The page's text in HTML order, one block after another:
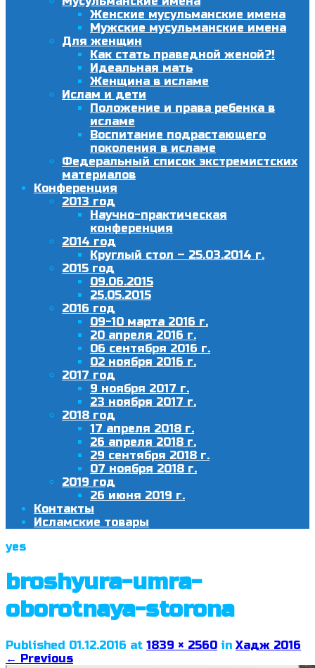
Женские мусульманские имена
Мужские мусульманские имена
Для женщин
Как стать праведной женой?!
Идеальная мать
Женщина в исламе
Ислам и дети
Положение и права ребенка в
исламе
Воспитание подрастающего
поколения в исламе
Федеральный список экстремистских
материалов
Конференция
2013 год
Научно-практическая
конференция
2014 год
Круглый стол – 25.03.2014 г.
2015 год
09.06.2015
25.05.2015
2016 год
09-10 марта 2016 г.
20 апреля 2016 г.
06 сентября 2016 г.
02 ноября 2016 г.
2017 год
9 ноября 2017 г.
23 ноября 2017 г.
2018 год
17 апреля 2018 г.
26 апреля 2018 г.
29 сентября 2018 г.
07 ноября 2018 г.
2019 год
26 июня 2019 г.
Контакты
Исламские товары
yes
broshyura-umra-
oborotnaya-storona
Published 01.12.2016 at 1839 × 2560 in Хадж 2016
← Previous